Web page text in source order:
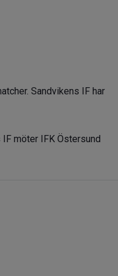
Sandvikens IF har
möter IFK Östersund